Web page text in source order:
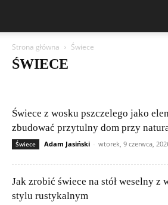
Strona główna Świece
ŚWIECE
Problemy ze świecami
Publikacje czytelników
Świece z wosku pszczelego
Węza i surowce
Zapachy i kompozycje
Świece z wosku pszczelego jako
zbudować przytulny dom przy
Świece Adam Jasiński - wtorek, 9 czerwca,
Jak zrobić świece na stół weselny z
stylu rustykalnym